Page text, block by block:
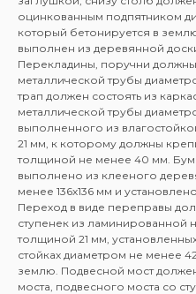
оцинкованным подпятником
который бетонируется в
выполнен из деревянной
Перекладины, поручни
металлической трубы
трап должен состоять из
металлической трубы
выполненного из
21 мм, к которому должны
толщиной не менее 40 мм.
выполнено из клееного
менее 136х136 мм и
Переход в виде переправы
ступенек из ламинированной
толщиной 21 мм,
стойках диаметром не менее
землю. Подвесной мост
моста, подвесного моста со